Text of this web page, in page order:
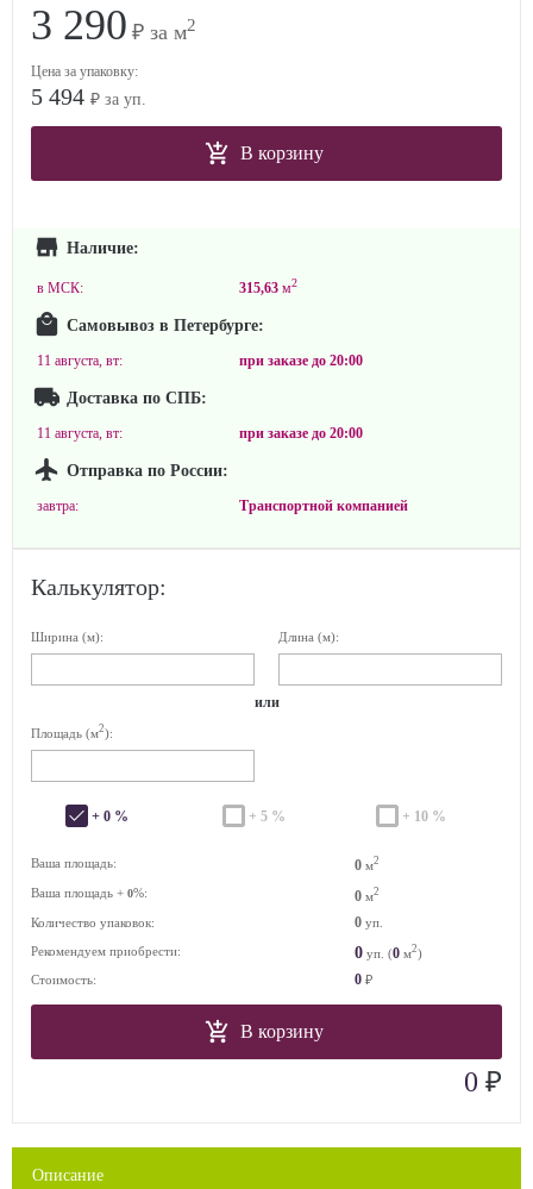
3 290 ₽ за м2
Цена за упаковку:
5 494 ₽ за уп.
В корзину
Наличие:
в МСК: 315,63 м2
Самовывоз в Петербурге:
11 августа, вт: при заказе до 20:00
Доставка по СПБ:
11 августа, вт: при заказе до 20:00
Отправка по России:
завтра: Транспортной компанией
Калькулятор:
Ширина (м): Длина (м):
или
Площадь (м2):
+ 0 % + 5 % + 10 %
Ваша площадь: 0 м2
Ваша площадь + 0%: 0 м2
Количество упаковок: 0 уп.
Рекомендуем приобрести:
0 уп. (0 м2)
Стоимость:
0 ₽
В корзину
0 ₽
Описание